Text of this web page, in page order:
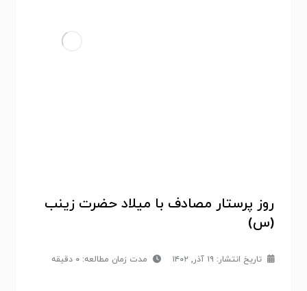
روز پرستار مصادف با میلاد حضرت زینب
(س)
تاریخ انتشار:۱۹ آذر, ۱۴۰۲ مدت زمان مطالعه: 0 دقیقه